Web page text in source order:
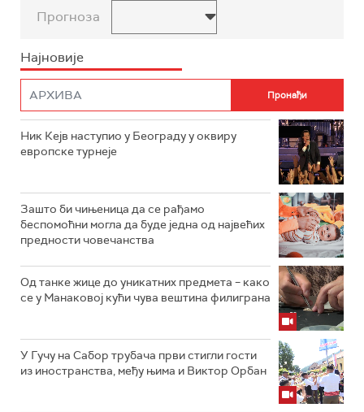
Прогноза
Најновије
Ник Кејв наступио у Београду у оквиру
европске турнеје
Зашто би чињеница да се рађамо
беспомоћни могла да буде једна од највећих
предности човечанства
Од танке жице до уникатних предмета – како
се у Манаковој кући чува вештина филиграна
У Гучу на Сабор трубача први стигли гости
из иностранства, међу њима и Виктор Орбан